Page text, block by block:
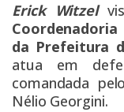
Erick Witzel
Coordenadoria
da Prefeitura
atua em
comandada
Nélio Georgini.